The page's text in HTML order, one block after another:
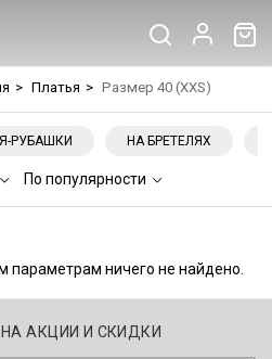
> Платья > Размер 40 (XXS)
РУБАШКИ НА БРЕТЕЛЯХ
По популярности
ничего не найдено.
АКЦИИ И СКИДКИ